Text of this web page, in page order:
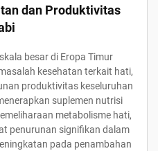
dan Produktivitas
besar di Eropa Timur
kesehatan terkait hati,
produktivitas keseluruhan
suplemen nutrisi
metabolisme hati,
penurunan signifikan dalam
pada penambahan